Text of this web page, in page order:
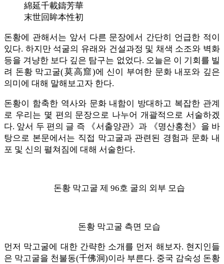
綿延千載鑄芳華
末世回眸本性初
돈황에 관해서는 앞서 다른 문장에서 간단히 언급한 적이
있다. 하지만 석굴의 유래와 건설과정 및 채색 소조와 벽화
등을 겨냥한 보다 깊은 탐구는 없었다. 오늘은 이 기회를 빌
려 돈황 막고굴(莫高窟)에 신이 부여한 문화 내포와 깊은
의미에 대해 말해보고자 한다.
돈황이 함축한 역사와 문화 내함이 방대하고 복잡한 관계
로 우리는 몇 편의 문장으로 나누어 개괄적으로 서술하겠
다. 앞서 두 편의 글 즉 《서출양관》과 《명산홍천》을 바
탕으로 본문에서는 직접 막고굴과 관련된 경험과 문화 내
포 및 신의 펼쳐짐에 대해 서술한다.
돈황 막고굴 제 96호 굴의 외부 모습
돈황 막고굴 측면 모습
먼저 막고굴에 대한 간략한 소개를 먼저 해보자. 현지인들
은 막고굴을 천불동(千佛洞)이라 부른다. 중국 감숙성 돈황